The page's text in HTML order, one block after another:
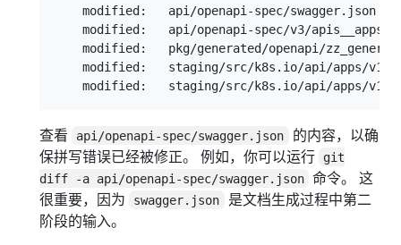
    modified:   api/openapi-spec/swagger.json
modified:   api/openapi-spec/v3/
modified:   pkg/generated/openapi/
modified:   staging/src/k8s.io/api/apps/v1/
查看 api/openapi-spec/swagger.json
的内容，以确
保拼写错误已经被修正。 例如，你可以运行
git
diff -a api/openapi-spec/swagger.json 命令。 这
很重要，因为
swagger.json
是文档生成过程中第二
阶段的输入。